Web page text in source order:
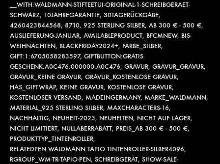
__WITH:WALDMANN-STIFTEETUI-ORIGINAL-1-SCHREIBGERAET-
SCHWARZ, 10JAHREGARANTIE, 30TAGERÜCKGABE,
4260423844568, 8710, 925 STERLING SILBER, AB 300 € - 500 €,
AUSLIEFERUNG-JANUAR, AVAILABLEPRODUCT, BFCMNEW, BIS-
WEIHNACHTEN, BLACKFRIDAY2024+, FARBE_SILBER,
GIFT:1:6705058283597, GIFTBUTTON:GRATIS
GESCHENK:A0C476:000000:A0C476, GRAVUR, GRAVUR_GRAVUR,
GRAVUR_KEINE GRAVUR, GRAVUR_KOSTENLOSE GRAVUR,
HAS_GIFTWRAP, KEINE GRAVUR, KOSTENLOSE GRAVUR,
KOSTENLOSER VERSAND, MADEINGERMANY, MARKE_WALDMANN,
MATERIAL_925 STERLING SILBER, MAXCHARACTERS-16,
NACHHALTIG, NEUHEIT-2023, NEUHEITEN, NICHT AUF LAGER,
NICHT LIMITIERT, NULLABERRABATT, PREIS_AB 300 € - 500 €,
PRODUKTTYP_TINTENROLLER,
RELATEDPEN.WALDMANN.TAPIO.TINTENROLLER-SILBER4096,
RGROUP_WM-TR-TAPIO-PEN, SCHREIBGERÄT, SHOW-SALE-